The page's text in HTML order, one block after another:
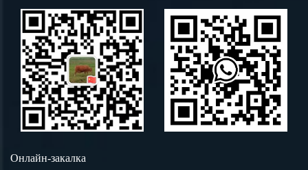
Онлайн-закалка